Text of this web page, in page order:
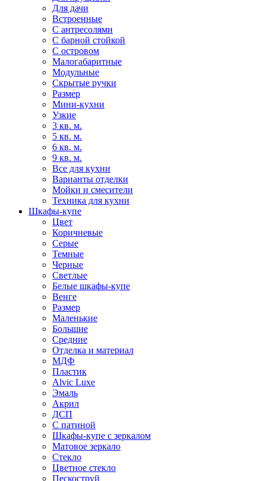
Для дачи
Встроенные
С антресолями
С барной стойкой
С островом
Малогабаритные
Модульные
Скрытые ручки
Размер
Мини-кухни
Узкие
3 кв. м.
5 кв. м.
6 кв. м.
9 кв. м.
Все для кухни
Варианты отделки
Мойки и смесители
Техника для кухни
Шкафы-купе
Цвет
Коричневые
Серые
Темные
Черные
Светлые
Белые шкафы-купе
Венге
Размер
Маленькие
Большие
Средние
Отделка и материал
МДФ
Пластик
Alvic Luxe
Эмаль
Акрил
ДСП
С патиной
Шкафы-купе с зеркалом
Матовое зеркало
Стекло
Цветное стекло
Пескоструй